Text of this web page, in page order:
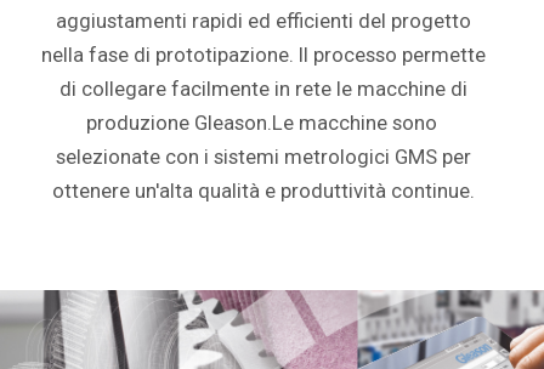
aggiustamenti rapidi ed efficienti del progetto
nella fase di prototipazione. Il processo permette
di collegare facilmente in rete le macchine di
produzione Gleason.Le macchine sono
selezionate con i sistemi metrologici GMS per
ottenere un'alta qualità e produttività continue.